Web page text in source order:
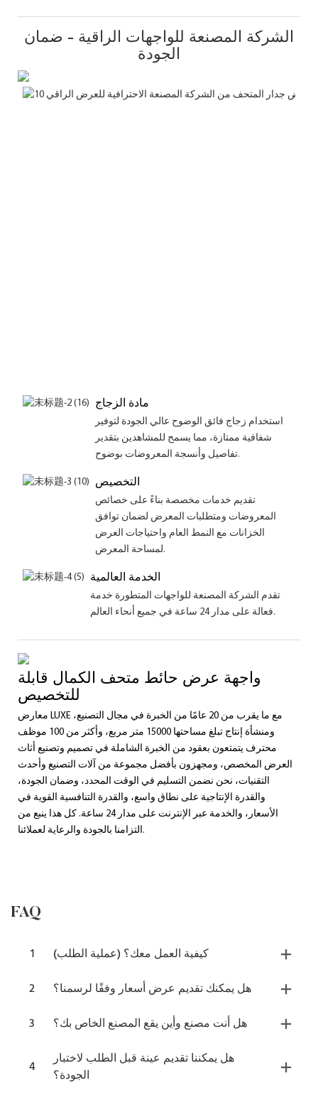
الشركة المصنعة للواجهات الراقية - ضمان
الجودة
مادة الزجاج
استخدام زجاج فائق الوضوح عالي الجودة لتوفير
شفافية ممتازة، مما يسمح للمشاهدين بتقدير
تفاصيل وأنسجة المعروضات بوضوح.
التخصيص
تقديم خدمات مخصصة بناءً على خصائص
المعروضات ومتطلبات المعرض لضمان توافق
الخزانات مع النمط العام واحتياجات العرض
لمساحة المعرض.
الخدمة العالمية
تقدم الشركة المصنعة للواجهات المتطورة خدمة
فعالة على مدار 24 ساعة في جميع أنحاء العالم.
واجهة عرض حائط متحف الكمال قابلة
للتخصيص
معارض LUXE مع ما يقرب من 20 عامًا من الخبرة في مجال التصنيع،
ومنشأة إنتاج تبلغ مساحتها 15000 متر مربع، وأكثر من 100 موظف
محترف يتمتعون بعقود من الخبرة الشاملة في تصميم وتصنيع أثاث
العرض المخصص، ومجهزون بأفضل مجموعة من آلات التصنيع وأحدث
التقنيات، نحن نضمن التسليم في الوقت المحدد، وضمان الجودة،
والقدرة الإنتاجية على نطاق واسع، والقدرة التنافسية القوية في
الأسعار، والخدمة عبر الإنترنت على مدار 24 ساعة. كل هذا ينبع من
التزامنا بالجودة والرعاية لعملائنا.
FAQ
1
كيفية العمل معك؟ (عملية الطلب)
2
هل يمكنك تقديم عرض أسعار وفقًا لرسمنا؟
3
هل أنت مصنع وأين يقع المصنع الخاص بك؟
4
هل يمكننا تقديم عينة قبل الطلب لاختبار
الجودة؟